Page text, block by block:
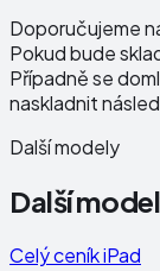
Doporučujeme
Pokud bude
Případně se
naskladnit
Další modely
Další
Celý ceníkiPad